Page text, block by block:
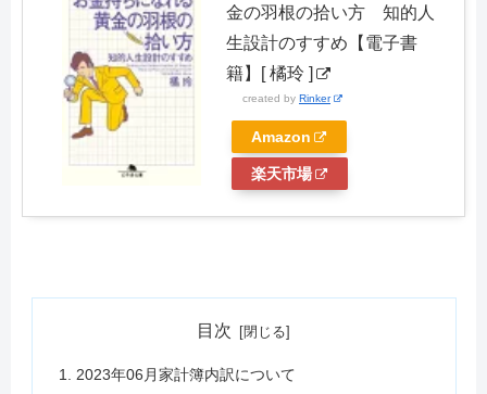
金の羽根の拾い方 知的人
生設計のすすめ【電子書
籍】[ 橘玲 ]
created by Rinker
Amazon
楽天市場
目次
2023年06月家計簿内訳について